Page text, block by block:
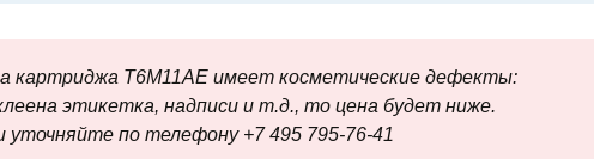
картриджа T6M11AE имеет косметические дефекты:
этикетка, надписи и т.д., то цена будет ниже.
уточняйте по телефону +7 495 795‑76-41